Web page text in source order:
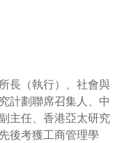
長（執行）、社會與
計劃聯席召集人、中
主任、香港亞太研究
後考獲工商管理學